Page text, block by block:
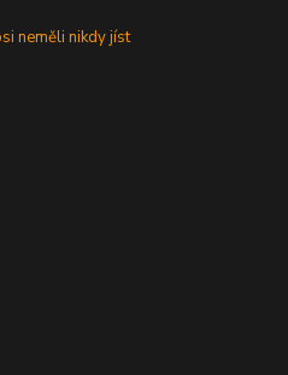
neměli nikdy jíst